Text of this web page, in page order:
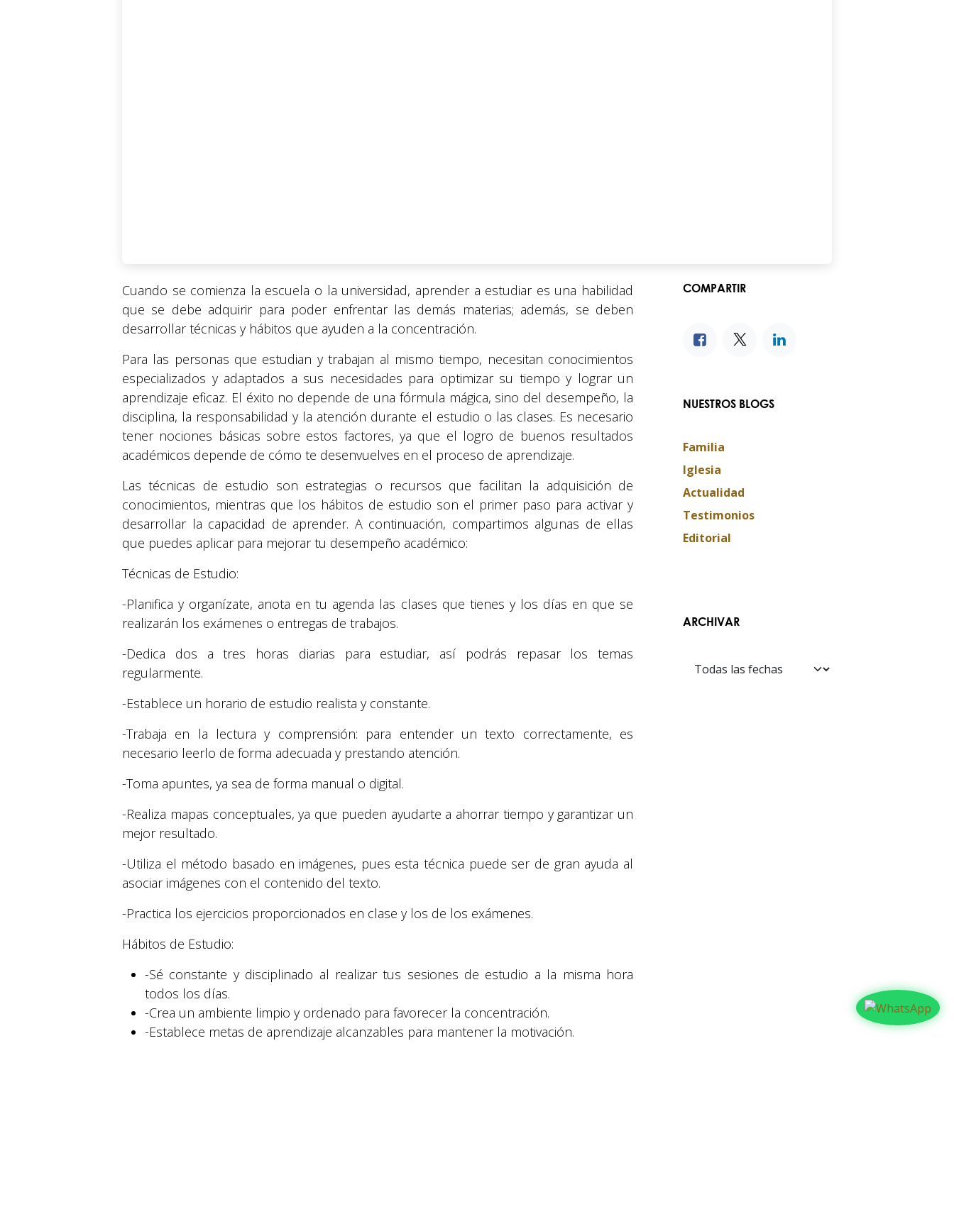
Cuando se comienza la escuela o la universidad, aprender a estudiar es una habilidad
que se debe adquirir para poder enfrentar las demás materias; además, se deben
desarrollar técnicas y hábitos que ayuden a la concentración.
Para las personas que estudian y trabajan al mismo tiempo, necesitan conocimientos
especializados y adaptados a sus necesidades para optimizar su tiempo y lograr un
aprendizaje eficaz. El éxito no depende de una fórmula mágica, sino del desempeño, la
disciplina, la responsabilidad y la atención durante el estudio o las clases. Es necesario
tener nociones básicas sobre estos factores, ya que el logro de buenos resultados
académicos depende de cómo te desenvuelves en el proceso de aprendizaje.
Las técnicas de estudio son estrategias o recursos que facilitan la adquisición de
conocimientos, mientras que los hábitos de estudio son el primer paso para activar y
desarrollar la capacidad de aprender. A continuación, compartimos algunas de ellas
que puedes aplicar para mejorar tu desempeño académico:
Técnicas de Estudio:
-Planifica y organízate, anota en tu agenda las clases que tienes y los días en que se
realizarán los exámenes o entregas de trabajos.
-Dedica dos a tres horas diarias para estudiar, así podrás repasar los temas
regularmente.
-Establece un horario de estudio realista y constante.
-Trabaja en la lectura y comprensión: para entender un texto correctamente, es
necesario leerlo de forma adecuada y prestando atención.
-Toma apuntes, ya sea de forma manual o digital.
-Realiza mapas conceptuales, ya que pueden ayudarte a ahorrar tiempo y garantizar un
mejor resultado.
-Utiliza el método basado en imágenes, pues esta técnica puede ser de gran ayuda al
asociar imágenes con el contenido del texto.
-Practica los ejercicios proporcionados en clase y los de los exámenes.
Hábitos de Estudio:
-Sé constante y disciplinado al realizar tus sesiones de estudio a la misma hora
todos los días.
-Crea un ambiente limpio y ordenado para favorecer la concentración.
-Establece metas de aprendizaje alcanzables para mantener la motivación.
COMPARTIR
NUESTROS BLOGS
Familia
Iglesia
Actualidad
Testimonios
Editorial
ARCHIVAR
comunicación católica en Honduras,
© 2026 Suyapa Medios. Todos los derechos reservados.